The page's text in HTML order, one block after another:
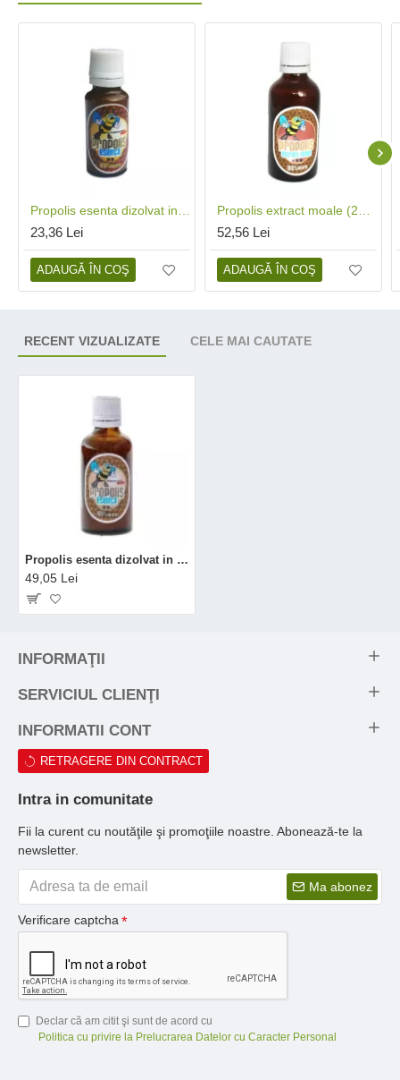
23,36 Lei
ADAUGĂ ÎN COŞ
52,56 Lei
ADAUGĂ ÎN COŞ
RECENT VIZUALIZATE CELE MAI CAUTATE
Propolis esenta dizolvat in apa (50 ml), Phenalex
49,05 Lei
INFORMAŢII
SERVICIUL CLIENŢI
INFORMATII CONT
RETRAGERE DIN CONTRACT
Intra in comunitate
Fii la curent cu noutăţile şi promoţiile noastre. Abonează-te la
newsletter.
Ma abonez
Verificare captcha
Declar că am citit şi sunt de acord cu
Politica cu privire la Prelucrarea Datelor cu Caracter Personal